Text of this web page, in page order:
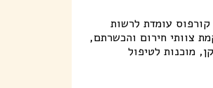
עומדת לרשות
צוותי חירום והכשרתם,
מוכנות לטיפול